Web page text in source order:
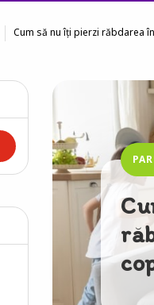
Cum să nu îți pierzi răbdarea